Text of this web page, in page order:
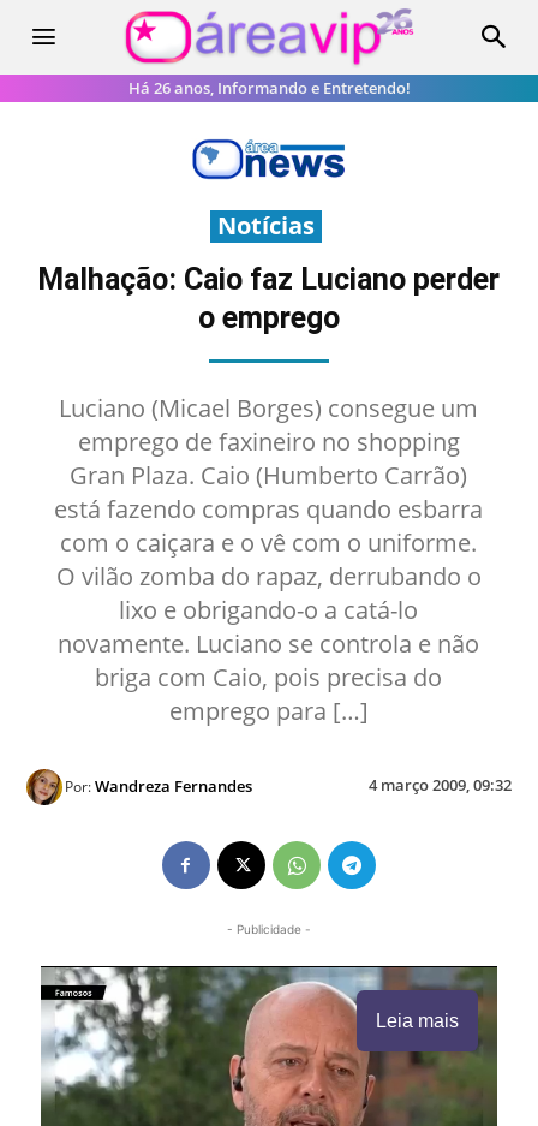
Há 26 anos, Informando e Entretendo!
Notícias
Malhação: Caio faz Luciano perder
o emprego
Luciano (Micael Borges) consegue um
emprego de faxineiro no shopping
Gran Plaza. Caio (Humberto Carrão)
está fazendo compras quando esbarra
com o caiçara e o vê com o uniforme.
O vilão zomba do rapaz, derrubando o
lixo e obrigando-o a catá-lo
novamente. Luciano se controla e não
briga com Caio, pois precisa do
emprego para […]
4 março 2009, 09:32
Por:Wandreza Fernandes
- Publicidade -
Leia mais